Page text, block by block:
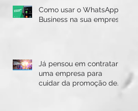
Como usar o WhatsApp
Business na sua empresa
Já pensou em contratar
uma empresa para
cuidar da promoção de